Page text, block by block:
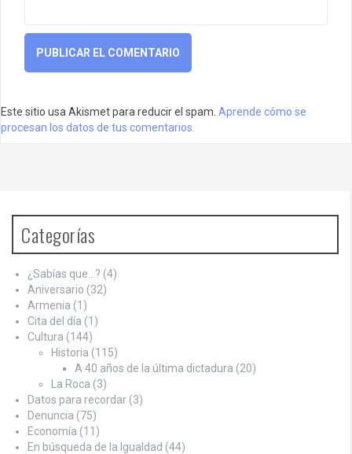
Este sitio usa Akismet para reducir el spam. Aprende cómo se
procesan los datos de tus comentarios.
Categorías
¿Sabías que…? (4)
Aniversario (32)
Armenia (1)
Cita del día (1)
Cultura (144)
Historia (115)
A 40 años de la última dictadura (20)
La Roca (3)
Datos para recordar (3)
Denuncia (75)
Economía (11)
En búsqueda de la Igualdad (44)